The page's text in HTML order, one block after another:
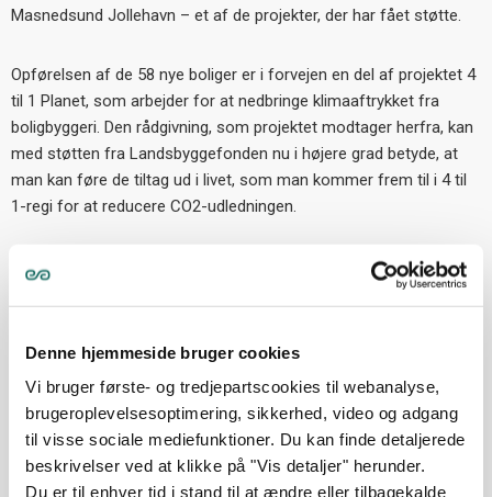
Denne hjemmeside bruger cookies
Vi bruger første- og tredjepartscookies til webanalyse,
brugeroplevelsesoptimering, sikkerhed, video og adgang
til visse sociale mediefunktioner. Du kan finde detaljerede
beskrivelser ved at klikke på "Vis detaljer" herunder.
Du er til enhver tid i stand til at ændre eller tilbagekalde
Masnedsund Jollehavn – et af de projekter, der har fået støtte.
Opførelsen af de 58 nye boliger er i forvejen en del af projektet 4
til 1 Planet, som arbejder for at nedbringe klimaaftrykket fra
boligbyggeri. Den rådgivning, som projektet modtager herfra, kan
med støtten fra Landsbyggefonden nu i højere grad betyde, at
man kan føre de tiltag ud i livet, som man kommer frem til i 4 til
1-regi for at reducere CO2-udledningen.
Derudover betyder fondsstøtten, at man kan fokusere endnu
- Vi vil sikre, at biodiversiteten i området bliver så høj som mulig
og fx også lave bosted for de frøer, der bor i naboområderne. Og
så vil vi bestræbe os på at bygge nogle boliger, som arkitektonisk
er i kontakt med det område, de ligger i, så vi sikrer, at
bebyggelsen bliver endel af naturen i stedet for at tage
naturen, forklarer Mette Mogensen.